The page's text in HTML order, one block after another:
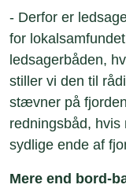
- Derfor er
for
ledsagerbåden,
stiller vi den til
stævner på
redningsbåd,
sydlige ende af
Mere end bord-